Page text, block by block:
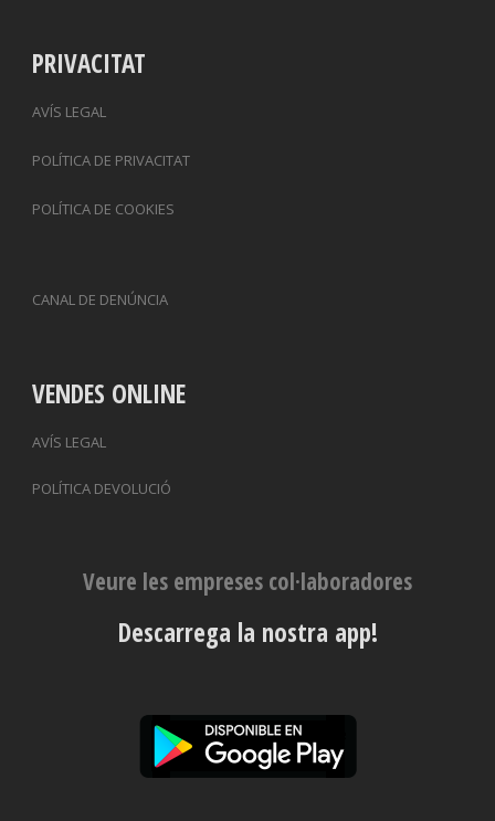
PRIVACITAT
AVÍS LEGAL
POLÍTICA DE PRIVACITAT
POLÍTICA DE COOKIES
CANAL DE DENÚNCIA
VENDES ONLINE
AVÍS LEGAL
POLÍTICA DEVOLUCIÓ
Veure les empreses col·laboradores
Descarrega la nostra app!